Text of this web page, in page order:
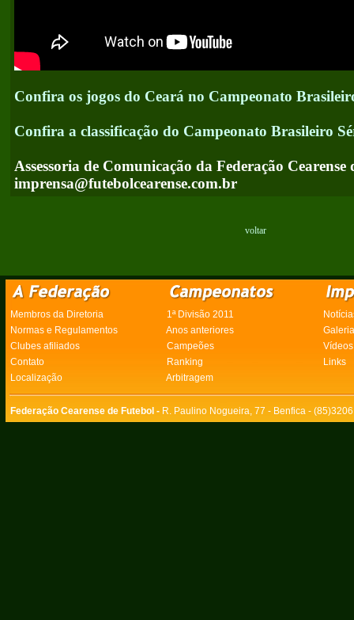
Confira os jogos do Ceará no Campeonato
Confira a classificação do Campeonato Brasileiro
Assessoria de Comunicação da Federação Cearense
imprensa@futebolcearense.com.br
voltar
Membros da Diretoria 1ª Divisão 2011
Normas e Regulamentos
Anos anteriores
Clubes afiliados
Campeões
Vídeos
Contato
Ranking
Links
Localização
Arbitragem
Federação Cearense de Futebol - R. Paulino Nogueira, 77 - Benfica -